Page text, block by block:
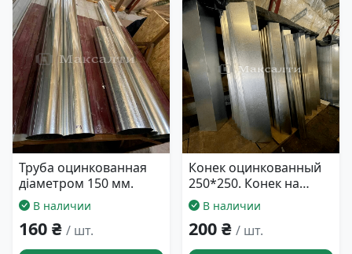
Труба оцинкованная
діаметром 150 мм.
В наличии
160 ₴ / шт.
Конек оцинкованный
250*250. Конек на
крышу.
В наличии
200 ₴ / шт.